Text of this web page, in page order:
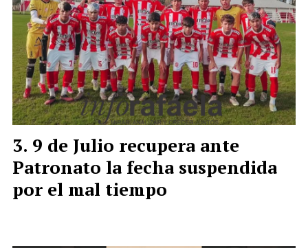
9 de Julio recupera ante
Patronato la fecha suspendida
por el mal tiempo